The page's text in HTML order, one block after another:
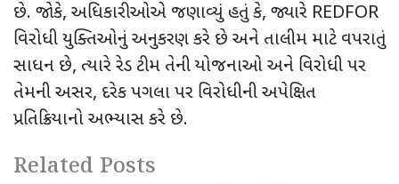
છે. જોકે, અધિકારીઓએ જણાવ્યું હતું કે, જ્યારે REDFOR
વિરોધી યુક્તિઓનું અનુકરણ કરે છે અને તાલીમ માટે વપરાતું
સાધન છે, ત્યારે રેડ ટીમ તેની યોજનાઓ અને વિરોધી પર
તેમની અસર, દરેક પગલા પર વિરોધીની અપેક્ષિત
પ્રતિક્રિયાનો અભ્યાસ કરે છે.
Related Posts